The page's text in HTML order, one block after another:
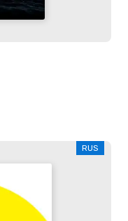
RUS